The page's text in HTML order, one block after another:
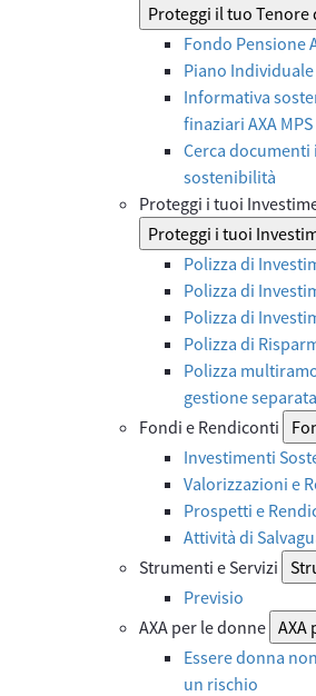
Proteggi il tuo Tenore
Fondo Pensione
Piano
Informativa
finaziari AXA MPS
Cerca
sostenibilità
Proteggi i tuoi
Proteggi i tuoi
Polizza di
Polizza di
Polizza di
Polizza di
Polizza
gestione separata
Fondi e Rendiconti
Investimenti
Valorizzazioni e
Prospetti e
Attività di
Strumenti e Servizi
Previsio
AXA per le donne AXA
Essere donna
un rischio